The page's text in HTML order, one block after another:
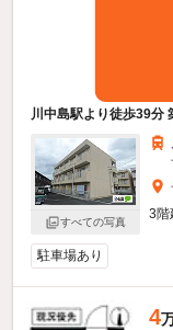
川中島駅より徒歩39分
すべての写真
3階
駐車場あり
4